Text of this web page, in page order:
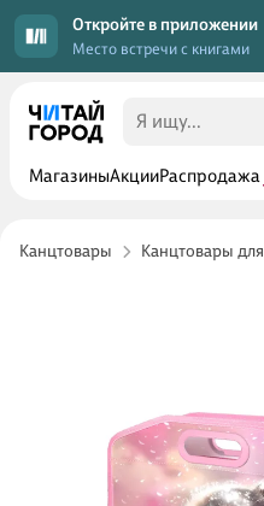
Откройте в приложении
Место встречи с книгами
МагазиныАкцииРаспродажа
Канцтовары Канцтовары